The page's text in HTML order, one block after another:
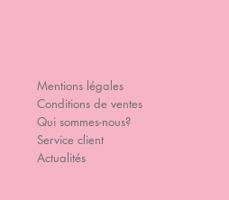
Mentions légales
Conditions de ventes
Qui sommes-nous?
Service client
Actualités